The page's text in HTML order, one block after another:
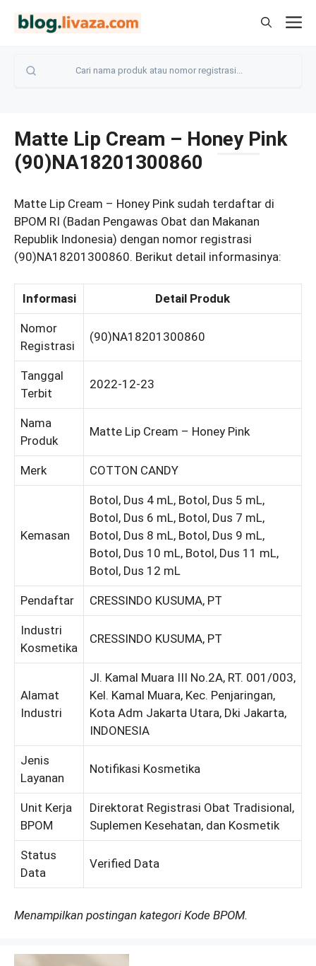
Matte Lip Cream – Honey Pink
(90)NA18201300860
Matte Lip Cream – Honey Pink sudah terdaftar di
BPOM RI (Badan Pengawas Obat dan Makanan
Republik Indonesia) dengan nomor registrasi
(90)NA18201300860. Berikut detail informasinya:
Informasi Detail Produk
Nomor
Registrasi
(90)NA18201300860
Tanggal
Terbit
2022-12-23
Nama
Produk
Matte Lip Cream – Honey Pink
Merk COTTON CANDY
Kemasan
Botol, Dus 4 mL, Botol, Dus 5 mL,
Botol, Dus 6 mL, Botol, Dus 7 mL,
Botol, Dus 8 mL, Botol, Dus 9 mL,
Botol, Dus 10 mL, Botol, Dus 11 mL,
Botol, Dus 12 mL
Pendaftar CRESSINDO KUSUMA, PT
Industri
Kosmetika
CRESSINDO KUSUMA, PT
Alamat
Industri
Jl. Kamal Muara III No.2A, RT. 001/003,
Kel. Kamal Muara, Kec. Penjaringan,
Kota Adm Jakarta Utara, Dki Jakarta,
INDONESIA
Jenis
Layanan
Notifikasi Kosmetika
Unit Kerja
BPOM
Direktorat Registrasi Obat Tradisional,
Suplemen Kesehatan, dan Kosmetik
Status
Data
Verified Data
Menampilkan postingan kategori Kode BPOM.